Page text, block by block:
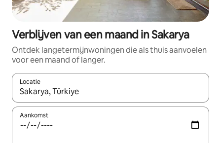
Verblijven van een maand in Sakarya
Ontdek langetermijnwoningen die als thuis aanvoelen
voor een maand of langer.
Locatie
Wanneer er resultaten beschikbaar zijn, maak je een keuze
Aankomst